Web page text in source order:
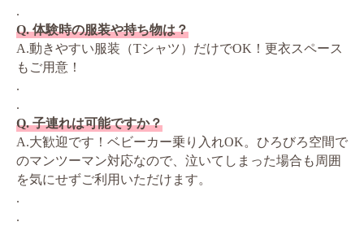
.
Q. 体験時の服装や持ち物は？
A.動きやすい服装（Tシャツ）だけでOK！更衣スペース
もご用意！
.
.
Q. 子連れは可能ですか？
A.大歓迎です！ベビーカー乗り入れOK。ひろびろ空間で
のマンツーマン対応なので、泣いてしまった場合も周囲
を気にせずご利用いただけます。
.
.